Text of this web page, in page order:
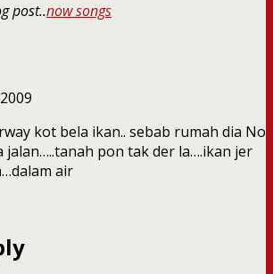
post..now songs
kot bela ikan.. sebab rumah dia No
jalan…..tanah pon tak der la….ikan jer
air